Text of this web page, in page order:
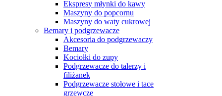
Ekspresy młynki do kawy
Maszyny do popcornu
Maszyny do waty cukrowej
Bemary i podgrzewacze
Akcesoria do podgrzewaczy
Bemary
Kociołki do zupy
Podgrzewacze do talerzy i
filiżanek
Podgrzewacze stołowe i tace
grzewcze